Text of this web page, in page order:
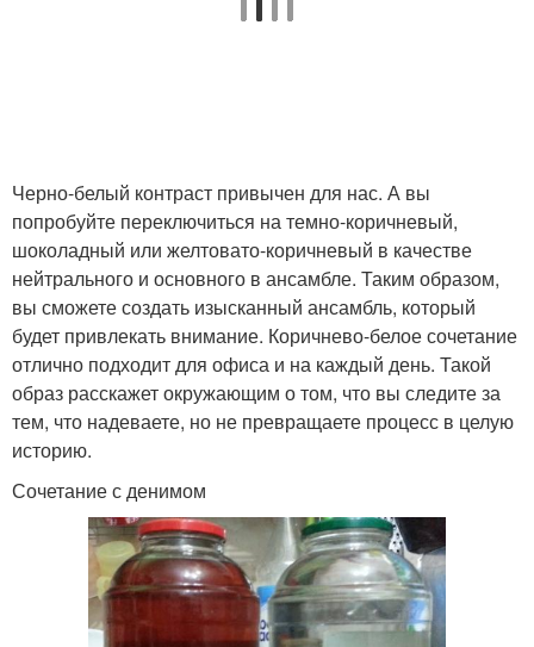
Черно-белый контраст привычен для нас. А вы
попробуйте переключиться на темно-коричневый,
шоколадный или желтовато-коричневый в качестве
нейтрального и основного в ансамбле. Таким образом,
вы сможете создать изысканный ансамбль, который
будет привлекать внимание. Коричнево-белое сочетание
отлично подходит для офиса и на каждый день. Такой
образ расскажет окружающим о том, что вы следите за
тем, что надеваете, но не превращаете процесс в целую
историю.
Сочетание с денимом